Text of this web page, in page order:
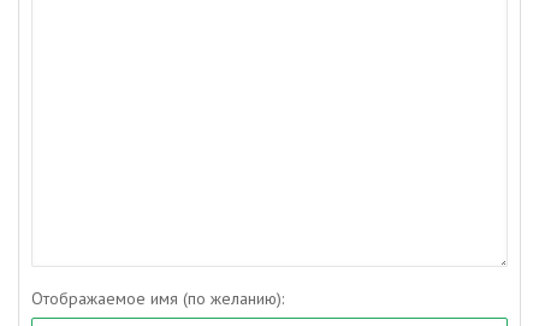
Отображаемое имя (по желанию):